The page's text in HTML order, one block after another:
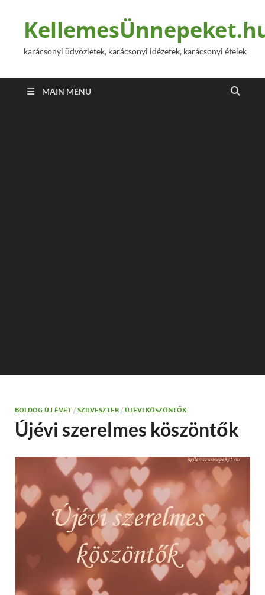
karácsonyi üdvözletek, karácsonyi idézetek, karácsonyi ételek
MAIN MENU
BOLDOG ÚJ ÉVET / SZILVESZTER / ÚJÉVI KÖSZÖNTŐK
Újévi szerelmes köszöntők